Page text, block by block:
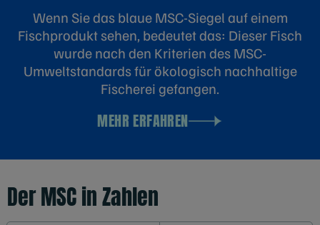
Wenn Sie das blaue MSC-Siegel auf einem
Fischprodukt sehen, bedeutet das: Dieser Fisch
wurde nach den Kriterien des MSC-
Umweltstandards für ökologisch nachhaltige
Fischerei gefangen.
MEHR ERFAHREN
Der MSC in Zahlen